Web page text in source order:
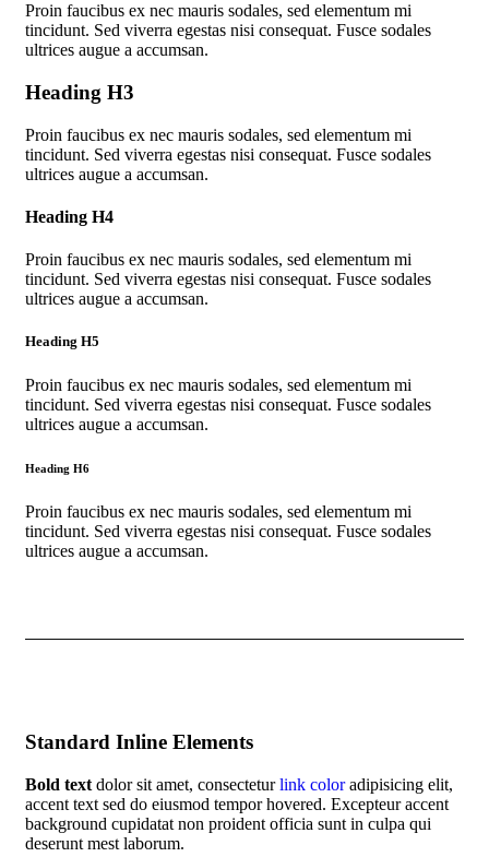
Proin faucibus ex nec mauris sodales, sed elementum mi
tincidunt. Sed viverra egestas nisi consequat. Fusce sodales
ultrices augue a accumsan.
Heading H3
Proin faucibus ex nec mauris sodales, sed elementum mi
tincidunt. Sed viverra egestas nisi consequat. Fusce sodales
ultrices augue a accumsan.
Heading H4
Proin faucibus ex nec mauris sodales, sed elementum mi
tincidunt. Sed viverra egestas nisi consequat. Fusce sodales
ultrices augue a accumsan.
Heading H5
Proin faucibus ex nec mauris sodales, sed elementum mi
tincidunt. Sed viverra egestas nisi consequat. Fusce sodales
ultrices augue a accumsan.
Heading H6
Proin faucibus ex nec mauris sodales, sed elementum mi
tincidunt. Sed viverra egestas nisi consequat. Fusce sodales
ultrices augue a accumsan.
Standard Inline Elements
Bold text dolor sit amet, consecteturlink coloradipisicing elit,
accent text sed do eiusmod tempor hovered. Excepteuraccent
background cupidatat non proident officia sunt in culpa qui
deserunt mest laborum.